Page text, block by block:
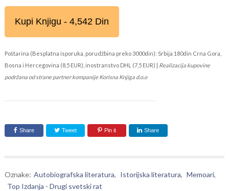
Kupi Knjigu - 4,542 Din
Poštarina (Besplatna isporuka, porudžbina preko 3000din): Srbija 180din Crna Gora,
Bosna i Hercegovina (8,5 EUR), inostranstvo DHL (7,5 EUR) | Realizacija kupovine
podržana od strane partner kompanije Korisna Knjiga d.o.o
Share Tweet Pin it Share
Oznake: Autobiografska literatura, Istorijska literatura, Memoari,
Top Izdanja - Drugi svetski rat